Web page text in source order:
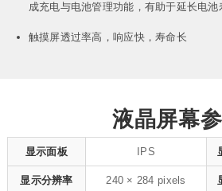
成充电与电池管理功能，有助于延长电池
触摸屏透过率高，响应快，寿命长
液晶屏幕
显示面板 IPS
显示分辨率 240 × 284 pixels